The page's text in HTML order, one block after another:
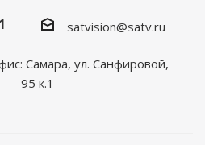
satvision@satv.ru
Самара, ул. Санфировой,
95 к.1